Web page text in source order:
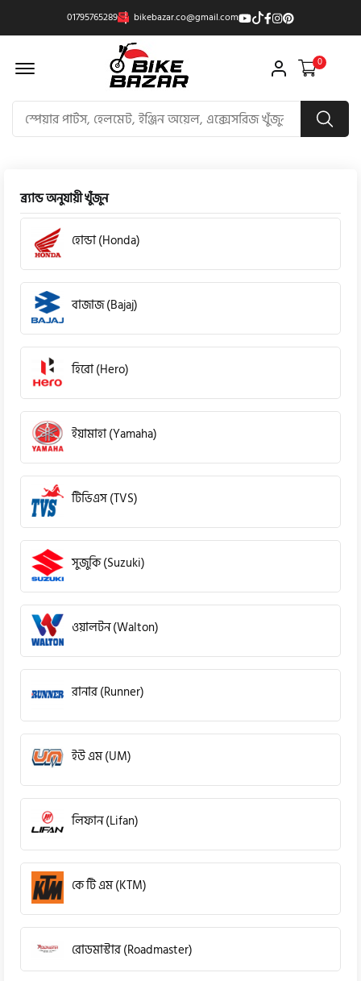
01795765289 bikebazar.co@gmail.com
Offcanvas Menu Open 0
ব্র্যান্ড অনুযায়ী খুঁজুন
হোন্ডা (Honda)
বাজাজ (Bajaj)
হিরো (Hero)
ইয়ামাহা (Yamaha)
টিভিএস (TVS)
সুজুকি (Suzuki)
ওয়ালটন (Walton)
রানার (Runner)
ইউ এম (UM)
লিফান (Lifan)
কে টি এম (KTM)
রোডমাস্টার (Roadmaster)